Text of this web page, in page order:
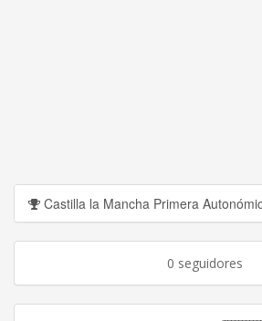
Castilla la Mancha Primera
0 seguidores